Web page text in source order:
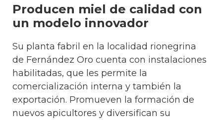
Producen miel de calidad con
un modelo innovador
Su planta fabril en la localidad rionegrina
de Fernández Oro cuenta con instalaciones
habilitadas, que les permite la
comercialización interna y también la
exportación. Promueven la formación de
nuevos apicultores y diversifican su